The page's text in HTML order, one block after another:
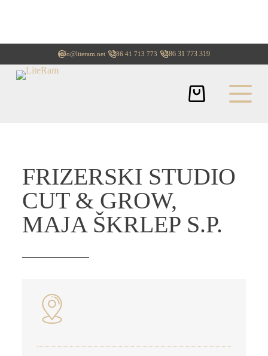
info@literam.net +386 41 713 773 +386 31 773 319
FRIZERSKI STUDIO
CUT & GROW,
MAJA ŠKRLEP S.P.